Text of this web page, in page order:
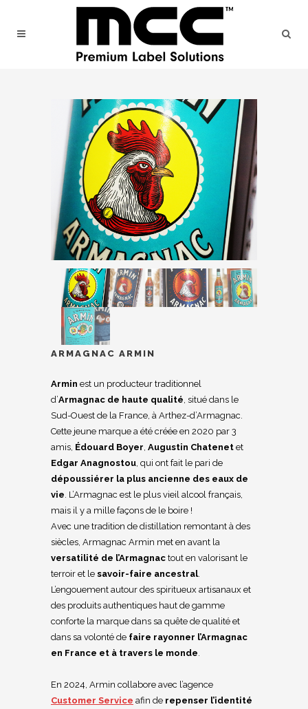
ARMAGNAC ARMIN
Armin est un producteur traditionnel
d’Armagnac de haute qualité, situé dans le
Sud-Ouest de la France, à Arthez-d’Armagnac.
Cette jeune marque a été créée en 2020 par 3
amis, Édouard Boyer, Augustin Chatenet et
Edgar Anagnostou, qui ont fait le pari de
dépoussiérer la plus ancienne des eaux de
vie. L’Armagnac est le plus vieil alcool français,
mais il y a mille façons de le boire !
Avec une tradition de distillation remontant à des
siècles, Armagnac Armin met en avant la
versatilité de l’Armagnac tout en valorisant le
terroir et le savoir-faire ancestral.
L’engouement autour des spiritueux artisanaux et
des produits authentiques haut de gamme
conforte la marque dans sa quête de qualité et
dans sa volonté de faire rayonner l’Armagnac
en France et à travers le monde.
En 2024, Armin collabore avec l’agence
Customer Service afin de repenser l’identité